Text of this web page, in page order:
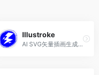
Illustroke
AI SVG矢量插画生成工具